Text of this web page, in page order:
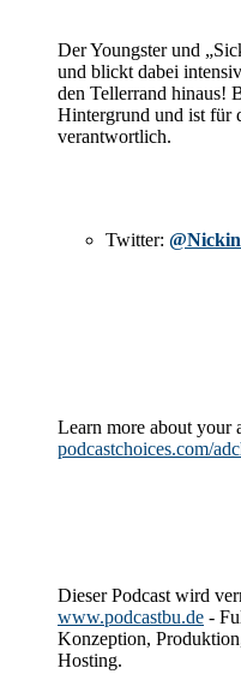
Der Youngster und
und blickt dabei
den Tellerrand hinaus!
Hintergrund und ist für
verantwortlich.
Twitter:
Learn more about your
podcastchoices.com/
Dieser Podcast wird
www.podcastbu.de -
Konzeption,
Hosting.